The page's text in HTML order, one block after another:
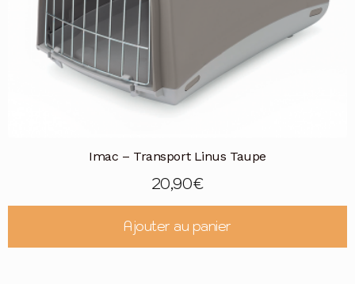
Imac – Transport Linus Taupe
20,90€
Ajouter au panier